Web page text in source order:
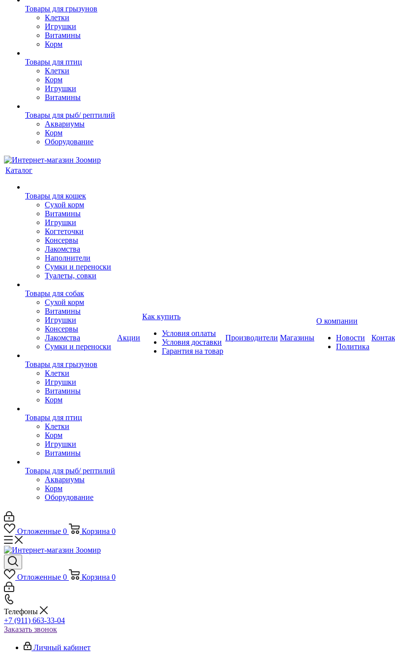
Товары для грызунов
Клетки
Игрушки
Витамины
Корм
Товары для птиц
Клетки
Корм
Игрушки
Витамины
Товары для рыб/ рептилий
Аквариумы
Корм
Оборудование
Каталог
Товары для кошек
Cухой корм
Витамины
Игрушки
Когтеточки
Консервы
Лакомства
Наполнители
Сумки и переноски
Туалеты, совки
Товары для собак
Cухой корм
Витамины
Игрушки
Консервы
Лакомства
Сумки и переноски
Товары для грызунов
Клетки
Игрушки
Витамины
Корм
Товары для птиц
Клетки
Корм
Игрушки
Витамины
Товары для рыб/ рептилий
Аквариумы
Корм
Оборудование
Акции
Как купить
Условия оплаты
Условия доставки
Гарантия на товар
Производители Магазины
О компании
Новости
Политика
Отложенные 0 Корзина 0
Отложенные 0 Корзина 0
Телефоны
+7 (911) 663-33-04
Заказать звонок
Личный кабинет